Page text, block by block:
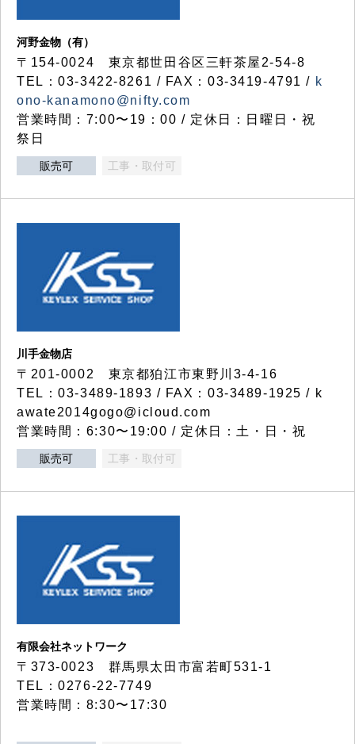
河野金物（有）
〒154-0024 東京都世田谷区三軒茶屋2-54-8
TEL：03-3422-8261 / FAX：03-3419-4791 / k
ono-kanamono@nifty.com
営業時間：7:00〜19：00 / 定休日：日曜日・祝
祭日
販売可 工事・取付可
川手金物店
〒201-0002 東京都狛江市東野川3-4-16
TEL：03-3489-1893 / FAX：03-3489-1925 / k
awate2014gogo@icloud.com
営業時間：6:30〜19:00 / 定休日：土・日・祝
販売可 工事・取付可
有限会社ネットワーク
〒373-0023 群馬県太田市富若町531-1
TEL：0276-22-7749
営業時間：8:30〜17:30